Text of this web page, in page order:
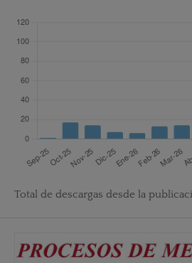
Total de descargas desde la